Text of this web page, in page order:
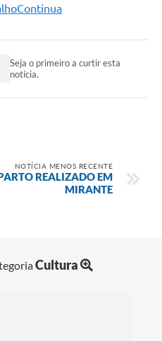
Seja o primeiro a curtir esta
notícia.
NOTÍCIA MENOS RECENTE
REALIZADO EM
MIRANTE
Cultura